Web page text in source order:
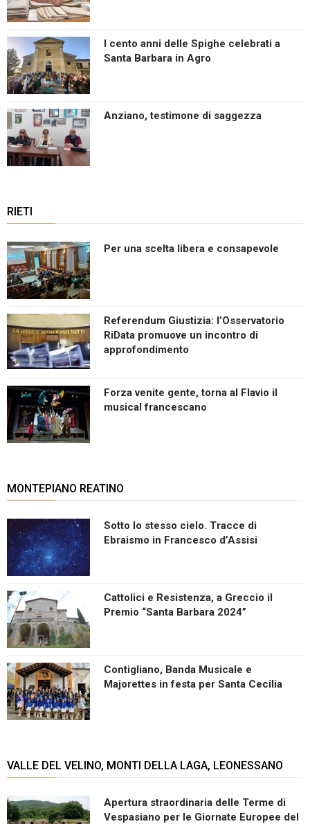
I cento anni delle Spighe celebrati a
Santa Barbara in Agro
Anziano, testimone di saggezza
RIETI
Per una scelta libera e consapevole
Referendum Giustizia: l’Osservatorio
RiData promuove un incontro di
approfondimento
Forza venite gente, torna al Flavio il
musical francescano
MONTEPIANO REATINO
Sotto lo stesso cielo. Tracce di
Ebraismo in Francesco d’Assisi
Cattolici e Resistenza, a Greccio il
Premio “Santa Barbara 2024”
Contigliano, Banda Musicale e
Majorettes in festa per Santa Cecilia
VALLE DEL VELINO, MONTI DELLA LAGA, LEONESSANO
Apertura straordinaria delle Terme di
Vespasiano per le Giornate Europee del